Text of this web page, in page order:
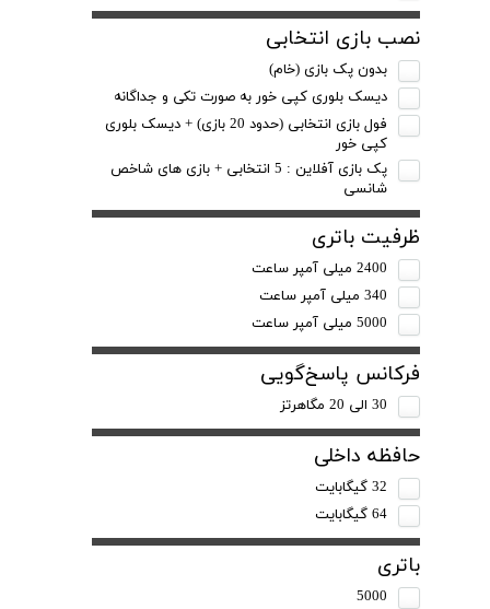
نصب بازی انتخابی
بدون پک بازی (خام)
دیسک بلوری کپی خور به صورت تکی و جداگانه
فول بازی انتخابی (حدود 20 بازی) + دیسک بلوری
کپی خور
پک بازی آفلاین : 5 انتخابی + بازی های شاخص
شانسی
ظرفیت باتری
2400 میلی آمپر ساعت
340 میلی آمپر ساعت
5000 میلی آمپر ساعت
فرکانس پاسخ‌گویی
30 الی 20 مگاهرتز
حافظه داخلی
32 گیگابایت
64 گیگابایت
باتری
5000